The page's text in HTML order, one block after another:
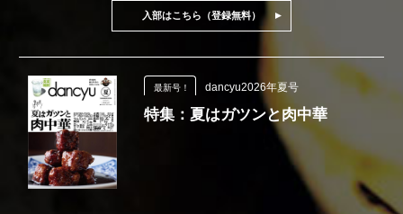
入部はこちら（登録無料）
最新号！ dancyu2026年夏号
特集：夏はガツンと肉中華